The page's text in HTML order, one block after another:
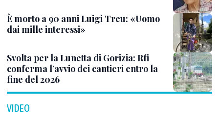
È morto a 90 anni Luigi Treu: «Uomo
dai mille interessi»
Svolta per la Lunetta di Gorizia: Rfi
conferma l’avvio dei cantieri entro la
fine del 2026
VIDEO